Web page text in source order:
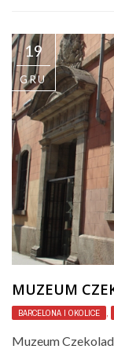
19
GRU
MUZEUM
BARCELONA I OKOLICE
Muzeum